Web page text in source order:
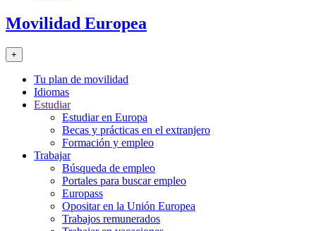
Movilidad Europea
+
Tu plan de movilidad
Idiomas
Estudiar
Estudiar en Europa
Becas y prácticas en el extranjero
Formación y empleo
Trabajar
Búsqueda de empleo
Portales para buscar empleo
Europass
Opositar en la Unión Europea
Trabajos remunerados